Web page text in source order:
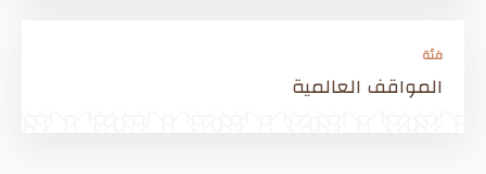
فئة
المواقف العالمية